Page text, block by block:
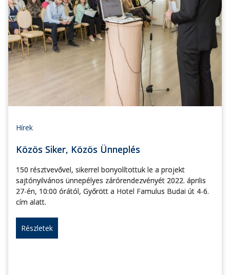
Hírek
Közös Siker, Közös Ünneplés
150 résztvevővel, sikerrel bonyolítottuk le a projekt
sajtónyilvános ünnepélyes zárórendezvényét 2022. április
27-én, 10:00 órától, Győrött a Hotel Famulus Budai út 4-6.
cím alatt.
Részletek